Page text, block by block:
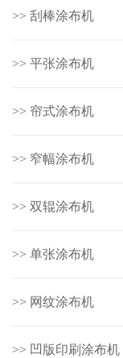
>> 刮棒涂布机
>> 平张涂布机
>> 帘式涂布机
>> 窄幅涂布机
>> 双辊涂布机
>> 单张涂布机
>> 网纹涂布机
>> 凹版印刷涂布机